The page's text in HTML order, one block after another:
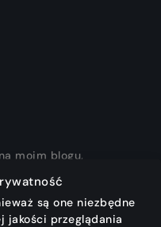
są one niezbędne
jakości przeglądania
moim blogu,
poradniki,
ciekawostki ze